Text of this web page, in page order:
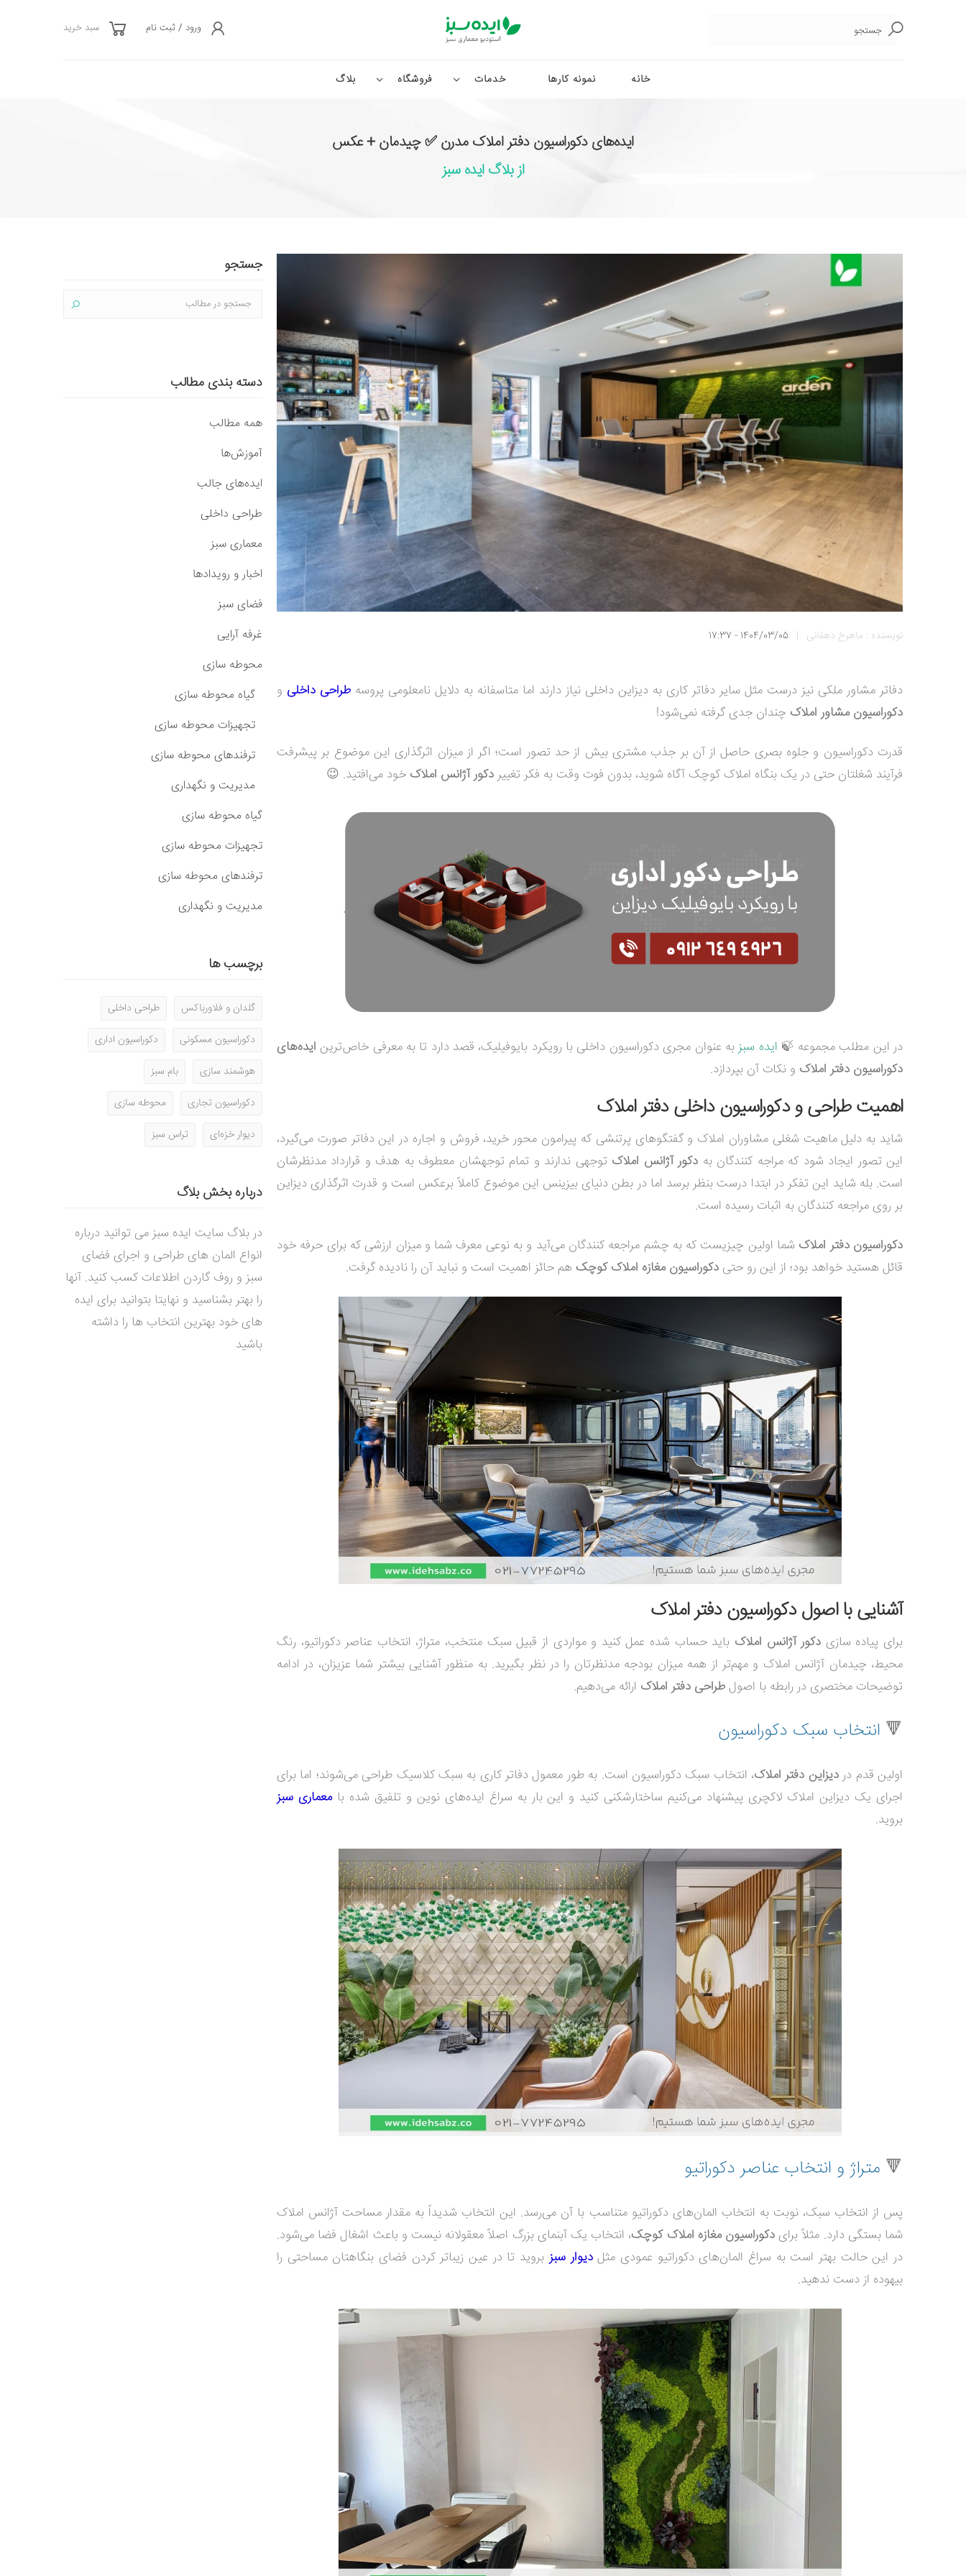
جستجو
ورود / ثبت نام سبد خرید
خانه نمونه کارها خدمات فروشگاه بلاگ
ایده‌های دکوراسیون دفتر املاک مدرن ✅ چیدمان + عکس
از بلاگ ایده سبز
نویسنده : ماهرخ دهقانی |
1404/03/05 - 17:37
دفاتر مشاور ملکی نیز درست مثل سایر دفاتر کاری به دیزاین داخلی نیاز دارند اما متاسفانه به دلایل نامعلومی پروسه طراحی داخلی و
دکوراسیون مشاور املاک چندان جدی گرفته نمی‌شود!
قدرت دکوراسیون و جلوه بصری حاصل از آن بر جذب مشتری بیش از حد تصور است؛ اگر از میزان اثرگذاری این موضوع بر پیشرفت
فرآیند شغلتان حتی در یک بنگاه املاک کوچک آگاه شوید، بدون فوت وقت به فکر تغییردکور آژانس املاک خود می‌افتید. 😉
در این مطلب مجموعه 🍃 ایده سبزبه عنوان مجری دکوراسیون داخلی با رویکرد بایوفیلیک، قصد دارد تا به معرفی خاص‌ترین ایده‌های
دکوراسیون دفتر املاک و نکات آن بپردازد.
اهمیت طراحی و دکوراسیون داخلی دفتر املاک
شاید به دلیل ماهیت شغلی مشاوران املاک و گفتگوهای پرتنشی که پیرامون محور خرید، فروش و اجاره در این دفاتر صورت می‌گیرد،
این تصور ایجاد شود که مراجه کنندگان به دکور آژانس املاک توجهی ندارند و تمام توجهشان معطوف به هدف و قرارداد مدنظرشان
است. بله شاید این تفکر در ابتدا درست بنظر برسد اما در بطن دنیای بیزینس این موضوع کاملاً برعکس است و قدرت اثرگذاری دیزاین
بر روی مراجعه کنندگان به اثبات رسیده است.
دکوراسیون دفتر املاک شما اولین چیزیست که به چشم مراجعه کنندگان می‌آید و به نوعی معرف شما و میزان ارزشی که برای حرفه خود
قائل هستید خواهد بود؛ از این رو حتی دکوراسیون مغازه املاک کوچک هم حائز اهمیت است و نباید آن را نادیده گرفت.
آشنایی با اصول دکوراسیون دفتر املاک
برای پیاده سازی دکور آژانس املاک باید حساب شده عمل کنید و مواردی از قبیل سبک منتخب، متراژ، انتخاب عناصر دکوراتیو، رنگ
محیط، چیدمان آژانس املاک و مهم‌تر از همه میزان بودجه مدنظرتان را در نظر بگیرید. به منظور آشنایی بیشتر شما عزیزان، در ادامه
توضیحات مختصری در رابطه با اصولطراحی دفتر املاک ارائه می‌دهیم.
🔻 انتخاب سبک دکوراسیون
اولین قدم دردیزاین دفتر املاک، انتخاب سبک دکوراسیون است. به طور معمول دفاتر کاری به سبک کلاسیک طراحی می‌شوند؛ اما برای
اجرای یک دیزاین املاک لاکچری پیشنهاد می‌کنیم ساختارشکنی کنید و این بار به سراغ ایده‌های نوین و تلفیق شده بامعماری سبز
بروید.
🔻 متراژ و انتخاب عناصر دکوراتیو
پس از انتخاب سبک، نوبت به انتخاب المان‌های دکوراتیو متناسب با آن می‌رسد. این انتخاب شدیداً به مقدار مساحت آژانس املاک
شما بستگی دارد. مثلاً برای دکوراسیون مغازه املاک کوچک، انتخاب یک آبنمای بزرگ اصلاً معقولانه نیست و باعث اشغال فضا می‌شود.
در این حالت بهتر است به سراغ المان‌های دکوراتیو عمودی مثلدیوار سبزبروید تا در عین زیباتر کردن فضای بنگاهتان مساحتی را
بیهوده از دست ندهید.
جستجو
دسته بندی مطالب
همه مطالب
آموزش‌ها
ایده‌های جالب
طراحی داخلی
معماری سبز
اخبار و رویدادها
فضای سبز
غرفه آرایی
محوطه سازی
گیاه محوطه سازی
تجهیزات محوطه سازی
ترفندهای محوطه سازی
مدیریت و نگهداری
گیاه محوطه سازی
تجهیزات محوطه سازی
ترفندهای محوطه سازی
مدیریت و نگهداری
برچسب ها
گلدان و فلاورباکس
طراحی داخلی
دکوراسیون مسکونی
دکوراسیون اداری
هوشمند سازی
بام سبز
دکوراسیون تجاری
محوطه سازی
دیوار خزه‌ای
تراس سبز
درباره بخش بلاگ
در بلاگ سایت ایده سبز می توانید درباره
انواع المان های طراحی و اجرای فضای
سبز و روف گاردن اطلاعات کسب کنید. آنها
را بهتر بشناسید و نهایتا بتوانید برای ایده
های خود بهترین انتخاب ها را داشته
باشید